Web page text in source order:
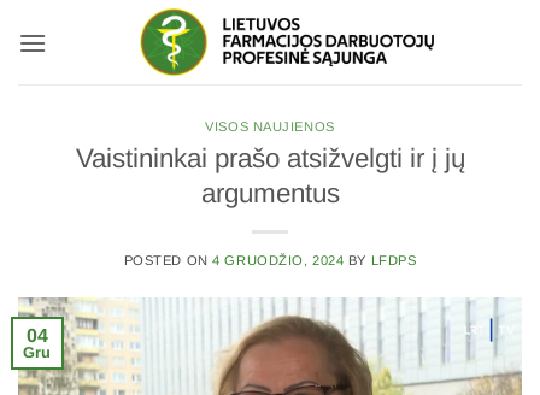
VISOS NAUJIENOS
Vaistininkai prašo atsižvelgti ir į jų
argumentus
POSTED ON4 GRUODŽIO, 2024 BY LFDPS
04
Gru